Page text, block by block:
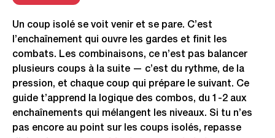
Un coup isolé se voit venir et se pare. C’est
l’enchaînement qui ouvre les gardes et finit les
combats. Les combinaisons, ce n’est pas balancer
plusieurs coups à la suite — c’est du rythme, de la
pression, et chaque coup qui prépare le suivant. Ce
guide t’apprend la logique des combos, du 1-2 aux
enchaînements qui mélangent les niveaux. Si tu n’es
pas encore au point sur les coups isolés, repasse